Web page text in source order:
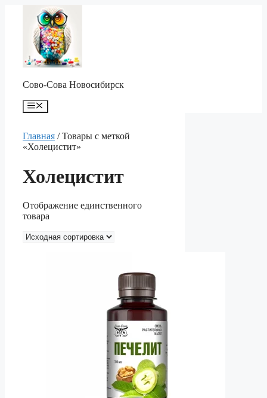
содержимому
Сово-Сова Новосибирск
Меню
Главная / Товары с меткой
«Холецистит»
Холецистит
Отображение единственного
товара